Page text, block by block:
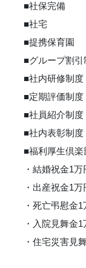
■社保完備
■社宅
■提携保育園
■グループ割引
■社内研修制度
■定期評価制度
■社員紹介制度
■社内表彰制度
■福利厚生倶楽
・結婚祝金1万
・出産祝金1万
・死亡弔慰金
・入院見舞金
・住宅災害見